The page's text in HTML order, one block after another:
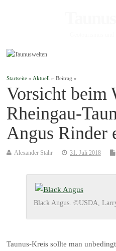
Startseite » Aktuell » Beitrag »
Vorsicht beim
Rheingau-
Angus Rinder
Alexander Stahr 31. Juli 2018
Black Angus. ©USDA,
Taunus-Kreis sollte man